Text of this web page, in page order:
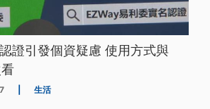
證引發個資疑慮 使用方式與
生活